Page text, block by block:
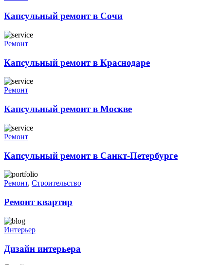
Капсульный ремонт в Сочи
Ремонт
Капсульный ремонт в Краснодаре
Ремонт
Капсульный ремонт в Москве
Ремонт
Капсульный ремонт в Санкт-Петербурге
Ремонт, Строительство
Ремонт квартир
Интерьер
Дизайн интерьера